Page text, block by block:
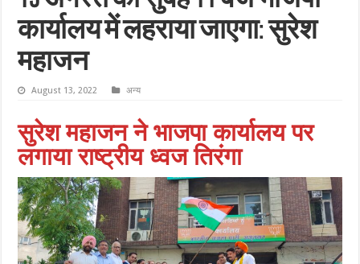
कार्यालय में लहराया जाएगा: सुरेश
महाजन
August 13, 2022 अन्य
सुरेश महाजन ने भाजपा कार्यालय पर
लगाया राष्ट्रीय ध्वज तिरंगा